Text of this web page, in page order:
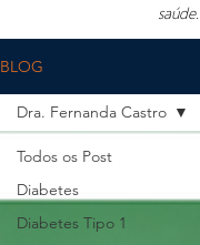
saúde.
BLOG
Todos os Post
Diabetes
Diabetes Tipo 1
Dra. Fernanda Castro